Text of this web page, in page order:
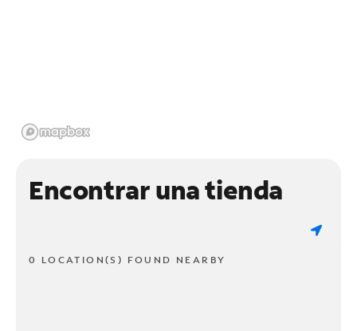
Encontrar una tienda
0 LOCATION(S) FOUND NEARBY